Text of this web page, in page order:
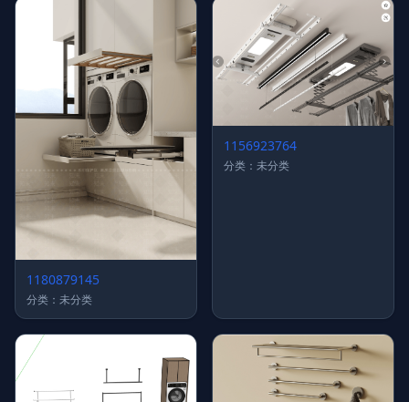
1180879145
分类：未分类
1156923764
分类：未分类